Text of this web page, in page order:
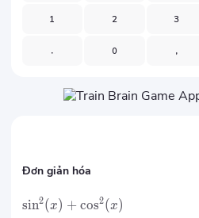
Đơn giản hóa
sin2(x) + cos2(x)